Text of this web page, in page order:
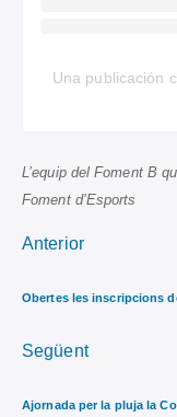
Una publicación
L’equip del Foment B
Foment d’Esports
Anterior
Obertes les inscripcions
Següent
Ajornada per la pluja la